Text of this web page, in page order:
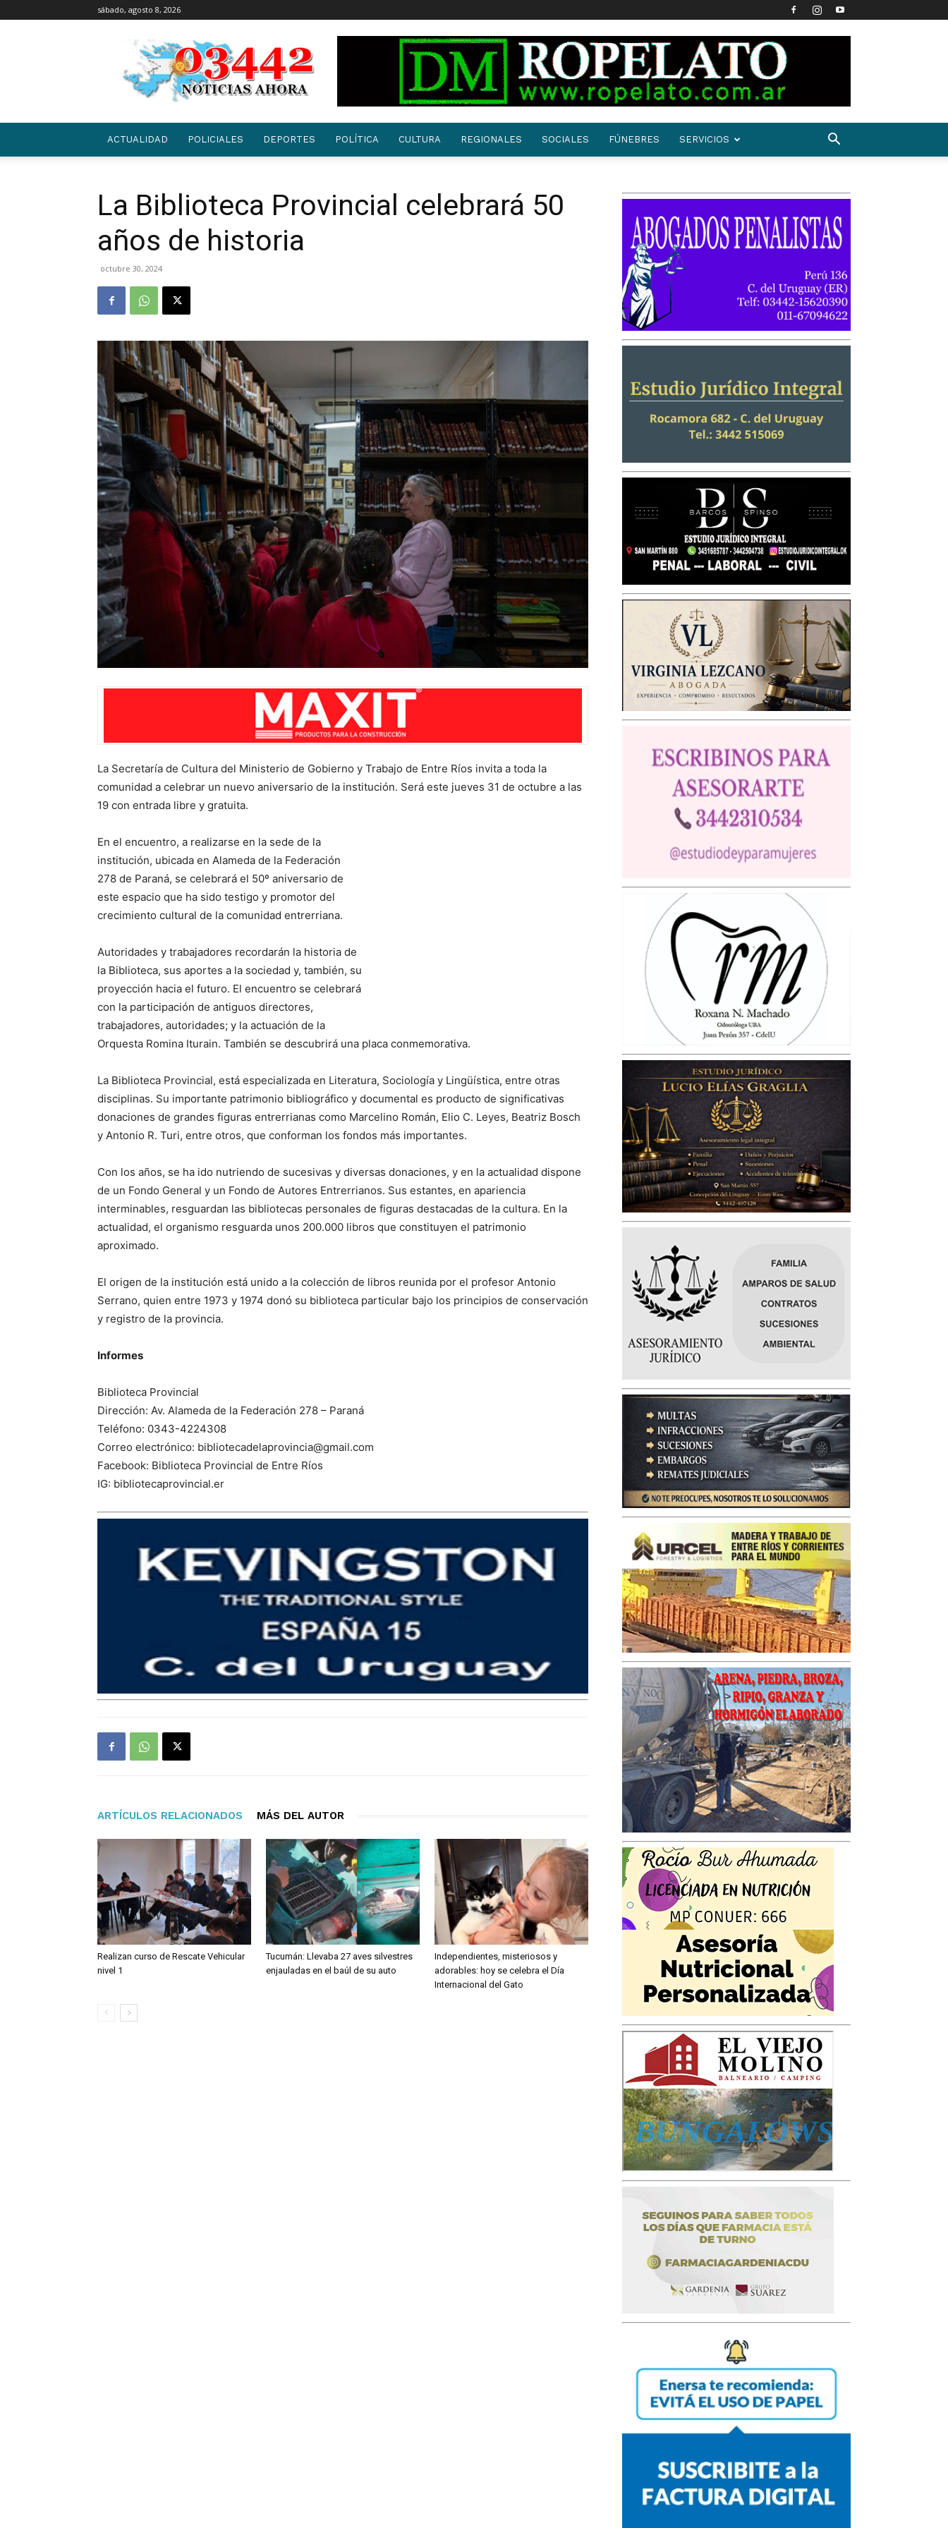
sábado, agosto 8, 2026
03442
|
NOTICIAS
ACTUALIDAD POLICIALES DEPORTES POLÍTICA CULTURA REGIONALES SOCIALES FÚNEBRES SERVICIOS
La Biblioteca Provincial celebrará 50
años de historia
octubre 30, 2024
La Secretaría de Cultura del Ministerio de Gobierno y Trabajo de Entre Ríos invita a toda la
comunidad a celebrar un nuevo aniversario de la institución. Será este jueves 31 de octubre a las
19 con entrada libre y gratuita.
En el encuentro, a realizarse en la sede de la
institución, ubicada en Alameda de la Federación
278 de Paraná, se celebrará el 50º aniversario de
este espacio que ha sido testigo y promotor del
crecimiento cultural de la comunidad entrerriana.
Autoridades y trabajadores recordarán la historia de
la Biblioteca, sus aportes a la sociedad y, también, su
proyección hacia el futuro. El encuentro se celebrará
con la participación de antiguos directores,
trabajadores, autoridades; y la actuación de la
Orquesta Romina Iturain. También se descubrirá una placa conmemorativa.
La Biblioteca Provincial, está especializada en Literatura, Sociología y Lingüística, entre otras
disciplinas. Su importante patrimonio bibliográfico y documental es producto de significativas
donaciones de grandes figuras entrerrianas como Marcelino Román, Elio C. Leyes, Beatriz Bosch
y Antonio R. Turi, entre otros, que conforman los fondos más importantes.
Con los años, se ha ido nutriendo de sucesivas y diversas donaciones, y en la actualidad dispone
de un Fondo General y un Fondo de Autores Entrerrianos. Sus estantes, en apariencia
interminables, resguardan las bibliotecas personales de figuras destacadas de la cultura. En la
actualidad, el organismo resguarda unos 200.000 libros que constituyen el patrimonio
aproximado.
El origen de la institución está unido a la colección de libros reunida por el profesor Antonio
Serrano, quien entre 1973 y 1974 donó su biblioteca particular bajo los principios de conservación
y registro de la provincia.
Informes
Biblioteca Provincial
Dirección: Av. Alameda de la Federación 278 – Paraná
Teléfono: 0343-4224308
Correo electrónico: bibliotecadelaprovincia@gmail.com
Facebook: Biblioteca Provincial de Entre Ríos
IG: bibliotecaprovincial.er
ARTÍCULOS RELACIONADOS MÁS DEL AUTOR
Realizan curso de Rescate Vehicular
nivel 1
Tucumán: Llevaba 27 aves silvestres
enjauladas en el baúl de su auto
Independientes, misteriosos y
adorables: hoy se celebra el Día
Internacional del Gato